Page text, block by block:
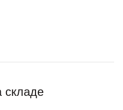
складе